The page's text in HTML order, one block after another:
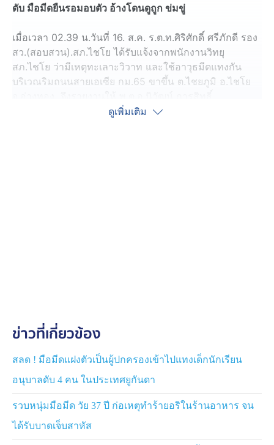
ดับ มือมีดยืนรอมอบตัว อ้างโดนดูถูก ข่มขู่
เมื่อเวลา 02.39 น.วันที่ 16. ส.ค. ร.ต.ท.ศิริศักดิ์ ศรีภักดี รอง
สว.(สอบสวน).สภ.ไชโย ได้รับแจ้งจากพนักงานวิทยุ
สภ.ไชโย ว่ามีเหตุทะเลาะวิวาท และใช้อาวุธมีดแทงกัน
บริเวณริมถนนสายเอเซีย กม.65 ขาขึ้น ต.ไชยภูมิ อ.ไชโย
ผกก.สภ.ไชโย ทราบมีชายถูกอาวุธมีดแทงได้รับบาดเจ็บ
นายกิตติธร ผู้ก่อเหตุ เล่าให้ฟังว่า มีปัญหาคาใจกับเพื่อน ที่
แล้วจอดรถรอที่บริเวณปั๊มน้ำมัน คลอง 6 ปทุมธานี ส่วนผู้
เสียชีวิตมาด้วยกัน 6 คน ขึ้นรถยนต์ไปเคลียปัญหาคาใจกัน
มาระหว่างทาง แล้วจอดรถยนต์ชกต่อยกัน ซึ่งตนเองได้ใช้
มีดที่นำติดตัวมาแทงผู้เสียชีวิต ด้วยความโมโห และยืนรอม
อบตัวในที่เกิดเหตุ อ้างว่าสาเหตุที่ทะเลาะกันนั้นเกิดจากการ
ดูเพิ่มเติม
ข่าวที่เกี่ยวข้อง
สลด ! มือมีดแฝงตัวเป็นผู้ปกครองเข้าไปแทงเด็กนักเรียน
อนุบาลดับ 4 คน ในประเทศยูกันดา
รวบหนุ่มมือมีด วัย 37 ปี ก่อเหตุทำร้ายอริในร้านอาหาร จน
ได้รับบาดเจ็บสาหัส